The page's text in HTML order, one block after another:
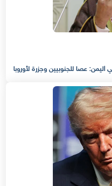
عصا للجنوبيين وجزرة لأوروبا